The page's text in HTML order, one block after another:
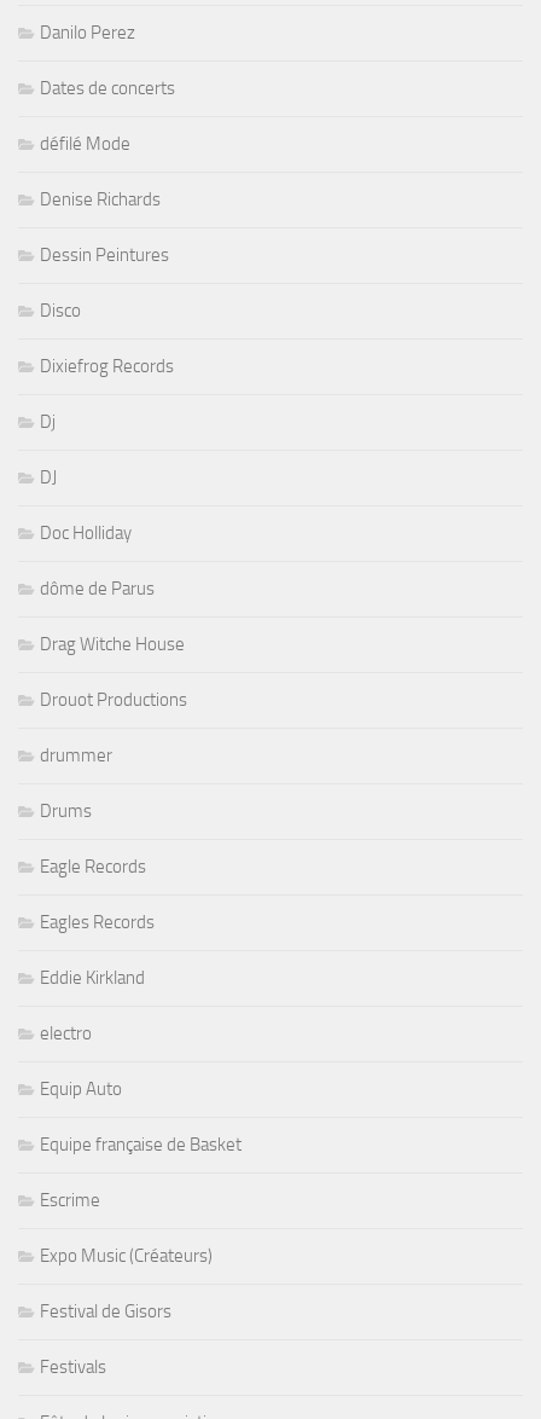
Danilo Perez
Dates de concerts
défilé Mode
Denise Richards
Dessin Peintures
Disco
Dixiefrog Records
Dj
DJ
Doc Holliday
dôme de Parus
Drag Witche House
Drouot Productions
drummer
Drums
Eagle Records
Eagles Records
Eddie Kirkland
electro
Equip Auto
Equipe française de Basket
Escrime
Expo Music (Créateurs)
Festival de Gisors
Festivals